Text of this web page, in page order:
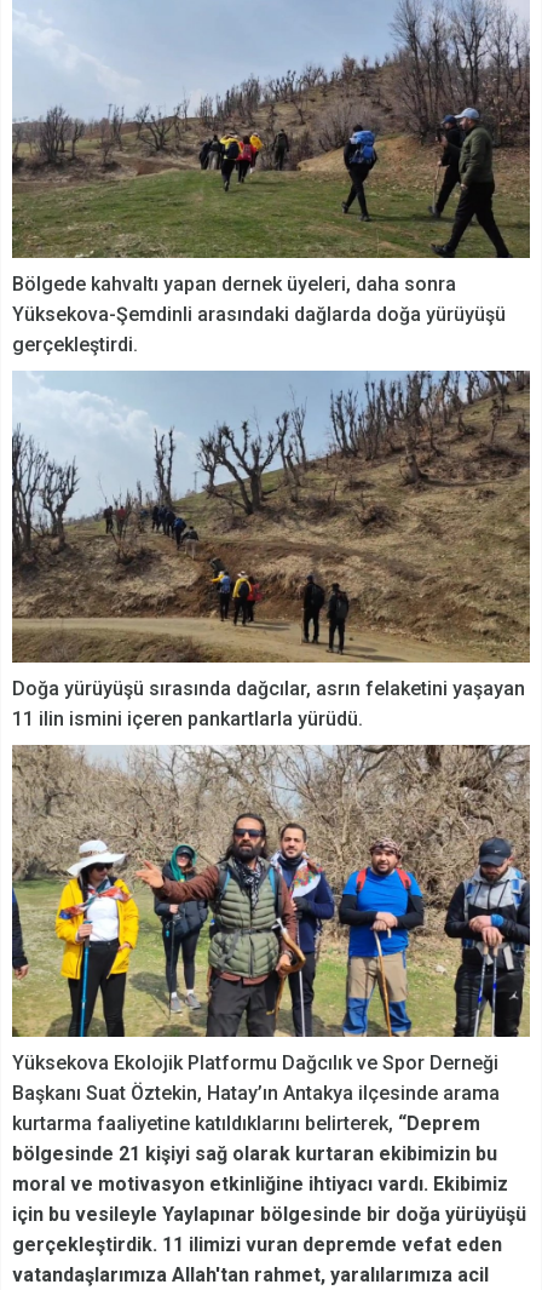
Bölgede kahvaltı yapan dernek üyeleri, daha sonra
Yüksekova-Şemdinli arasındaki dağlarda doğa yürüyüşü
gerçekleştirdi.
Doğa yürüyüşü sırasında dağcılar, asrın felaketini yaşayan
11 ilin ismini içeren pankartlarla yürüdü.
Yüksekova Ekolojik Platformu Dağcılık ve Spor Derneği
Başkanı Suat Öztekin, Hatay’ın Antakya ilçesinde arama
kurtarma faaliyetine katıldıklarını belirterek, “Deprem
bölgesinde 21 kişiyi sağ olarak kurtaran ekibimizin bu
moral ve motivasyon etkinliğine ihtiyacı vardı. Ekibimiz
için bu vesileyle Yaylapınar bölgesinde bir doğa yürüyüşü
gerçekleştirdik. 11 ilimizi vuran depremde vefat eden
vatandaşlarımıza Allah'tan rahmet, yaralılarımıza acil